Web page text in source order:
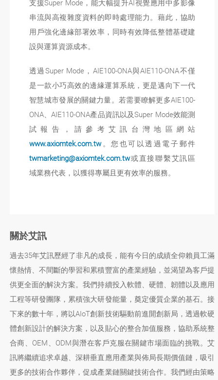
支援Super Mode，能大幅提升AI視覺應用中多影像
串流與高複雜度資料的即時處理能力。藉此，協助
用戶強化邊緣部署效率，同時有效降低整體基礎建
設與運算資源成本。
透過Super Mode，AIE100-ONA與AIE110-ONA不僅
是一款小巧高效的邊緣運算系統，更是邁向下一代
智慧城市發展的關鍵力量。若需要瞭解更多AIE100-
ONA、AIE110-ONA產品資訊以及Super Mode效能測
試報告，請參考艾訊台灣地區網站
www.axiomtek.com.tw。您也可以透過電子郵件
twmarketing@axiomtek.com.tw或直接聯繫艾訊區
域業務代表，以獲得專屬且更有效率的服務。
關於艾訊
過去35年艾訊歷經了非凡的成長，能有今日的成績全仰賴員工滿
懷熱情、不間斷的學習和累積豐富的產業經驗，並渴望為客戶提
供更全面的解決方案。我們持續投入軟體、硬體、韌體以及應用
工程等研發團隊，累積強大研發能量，奠定優質企業的基石。接
下來的數十年，將以AIoT創新技術驅動前進開創新局，透過軟硬
體創新設計的解決方案，以及貼心的整合加值服務，協助系統整
合商、OEM、ODM與潛在客戶克服在關鍵市場面臨的挑戰。艾
訊將繼續追求卓越、深耕垂直應用產業與佈局長期價值鏈，吸引
更多的技術合作夥伴，促成產業鏈關鍵技術合作。我們經由策略